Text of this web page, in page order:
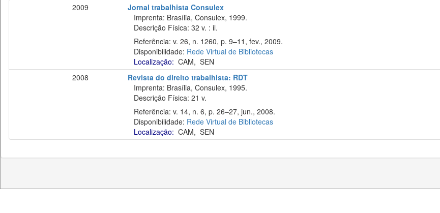
2009
Jornal trabalhista Consulex
Imprenta: Brasília, Consulex, 1999.
Descrição Física: 32 v. : il.
Referência: v. 26, n. 1260, p. 9–11, fev., 2009.
Disponibilidade: Rede Virtual de Bibliotecas
Localização: CAM, SEN
2008
Revista do direito trabalhista: RDT
Imprenta: Brasília, Consulex, 1995.
Descrição Física: 21 v.
Referência: v. 14, n. 6, p. 26–27, jun., 2008.
Disponibilidade: Rede Virtual de Bibliotecas
Localização: CAM, SEN